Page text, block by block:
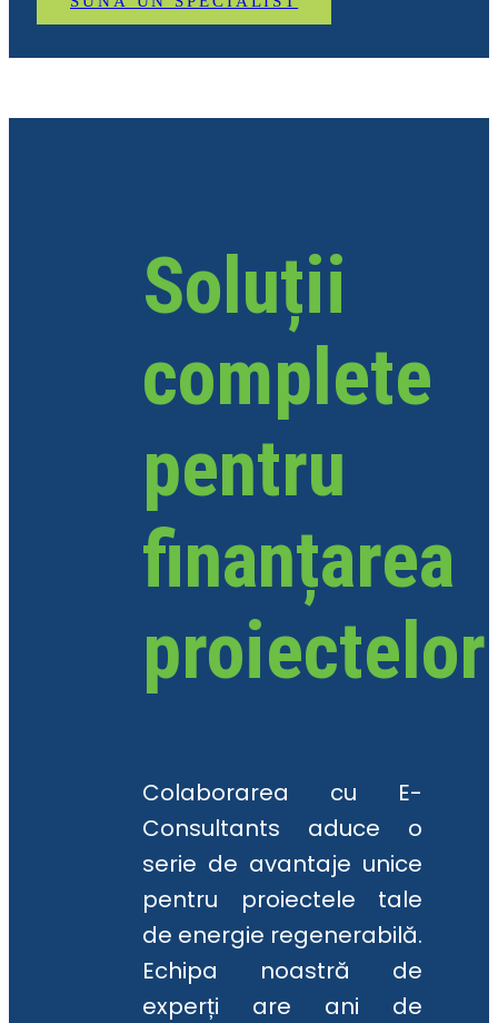
Soluții
complete
pentru
finanțarea
proiectelor
Colaborarea cu E-
Consultants aduce o
serie de avantaje unice
pentru proiectele tale
de energie regenerabilă.
Echipa noastră de
experți are ani de